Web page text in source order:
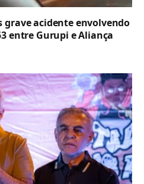
acidente envolvendo
entre Gurupi e Aliança